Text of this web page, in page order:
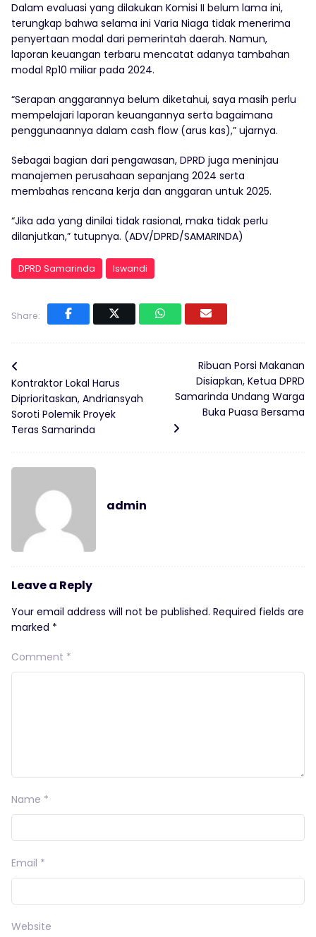
Dalam evaluasi yang dilakukan Komisi II belum lama ini,
terungkap bahwa selama ini Varia Niaga tidak menerima
penyertaan modal dari pemerintah daerah. Namun,
laporan keuangan terbaru mencatat adanya tambahan
modal Rp10 miliar pada 2024.
“Serapan anggarannya belum diketahui, saya masih perlu
mempelajari laporan keuangannya serta bagaimana
penggunaannya dalam cash flow (arus kas),” ujarnya.
Sebagai bagian dari pengawasan, DPRD juga meninjau
manajemen perusahaan sepanjang 2024 serta
membahas rencana kerja dan anggaran untuk 2025.
“Jika ada yang dinilai tidak rasional, maka tidak perlu
dilanjutkan,” tutupnya. (ADV/DPRD/SAMARINDA)
DPRD Samarinda Iswandi
Share:
Kontraktor Lokal Harus
Diprioritaskan, Andriansyah
Soroti Polemik Proyek
Teras Samarinda
Ribuan Porsi Makanan
Disiapkan, Ketua DPRD
Samarinda Undang Warga
Buka Puasa Bersama
admin
Leave a Reply
Your email address will not be published. Required fields are
marked *
Comment *
Name *
Email *
Website